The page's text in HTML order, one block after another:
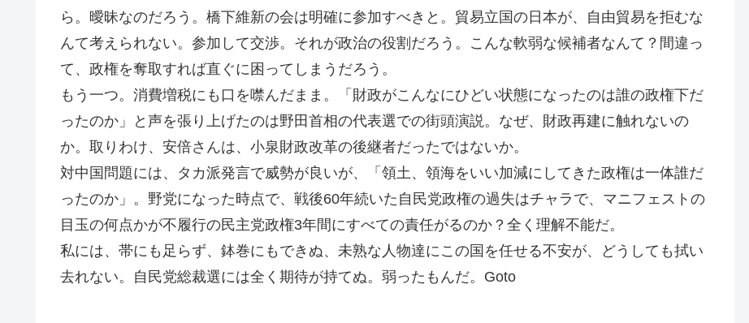
ら。曖昧なのだろう。橋下維新の会は明確に参加すべきと。貿易立国の日本が、自由貿易を拒むな
んて考えられない。参加して交渉。それが政治の役割だろう。こんな軟弱な候補者なんて？間違っ
て、政権を奪取すれば直ぐに困ってしまうだろう。
もう一つ。消費増税にも口を噤んだまま。「財政がこんなにひどい状態になったのは誰の政権下だ
ったのか」と声を張り上げたのは野田首相の代表選での街頭演説。なぜ、財政再建に触れないの
か。取りわけ、安倍さんは、小泉財政改革の後継者だったではないか。
対中国問題には、タカ派発言で威勢が良いが、「領土、領海をいい加減にしてきた政権は一体誰だ
ったのか」。野党になった時点で、戦後60年続いた自民党政権の過失はチャラで、マニフェストの
目玉の何点かが不履行の民主党政権3年間にすべての責任がるのか？全く理解不能だ。
私には、帯にも足らず、鉢巻にもできぬ、未熟な人物達にこの国を任せる不安が、どうしても拭い
去れない。自民党総裁選には全く期待が持てぬ。弱ったもんだ。Goto